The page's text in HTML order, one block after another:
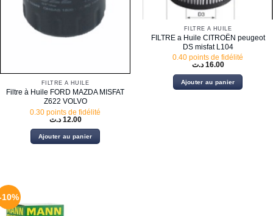
FILTRE À HUILE
Filtre à Huile FORD MAZDA MISFAT
Z622 VOLVO
0.30 points de fidélité
12.00 د.ت
Ajouter au panier
FILTRE À HUILE
FILTRE a Huile CITROËN peugeot
DS misfat L104
0.40 points de fidélité
16.00 د.ت
Ajouter au panier